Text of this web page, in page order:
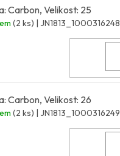
Carbon, Velikost: 25
(2 ks) | JN1813_1000316248
Carbon, Velikost: 26
(2 ks) | JN1813_1000316249